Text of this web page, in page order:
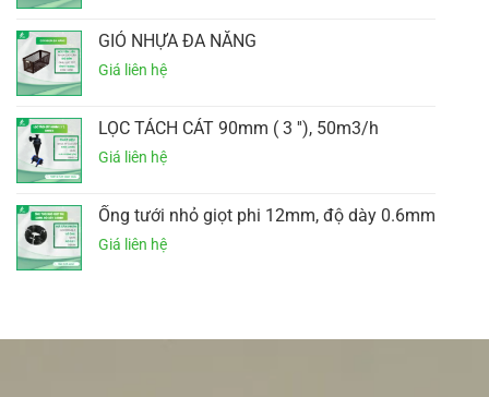
GIỎ NHỰA ĐA NĂNG
LỌC TÁCH CÁT 90mm ( 3 ''), 50m3/h
Ống tưới nhỏ giọt phi 12mm, độ dày 0.6mm